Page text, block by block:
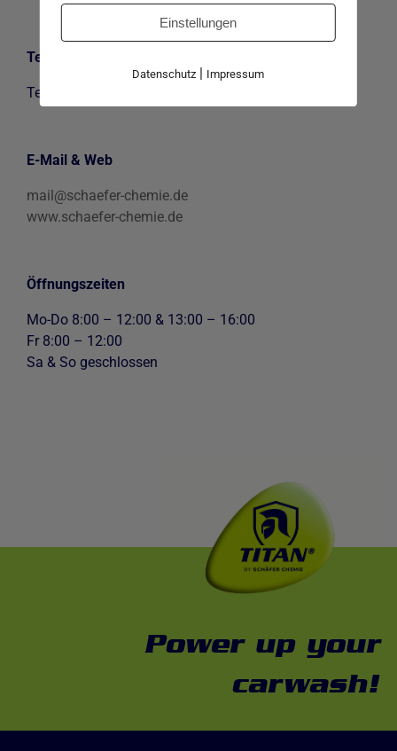
Telefon
Tel.
E-Mail & Web
mail@schaefer-chemie.de
www.schaefer-chemie.de
Öffnungszeiten
Mo-Do 8:00 – 12:00 & 13:00 – 16:00
Fr 8:00 – 12:00
Sa & So geschlossen
Power up your
carwash!
Einstellungen
Datenschutz | Impressum